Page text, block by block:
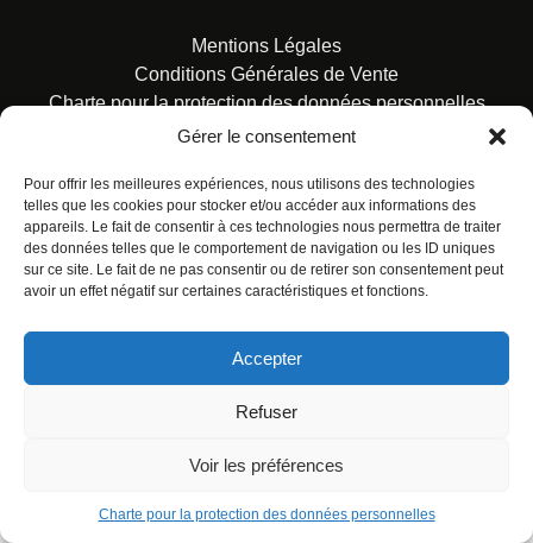
Gérer le consentement
Pour offrir les meilleures expériences, nous utilisons des technologies
telles que les cookies pour stocker et/ou accéder aux informations des
appareils. Le fait de consentir à ces technologies nous permettra de traiter
des données telles que le comportement de navigation ou les ID uniques
sur ce site. Le fait de ne pas consentir ou de retirer son consentement peut
avoir un effet négatif sur certaines caractéristiques et fonctions.
Accepter
Refuser
Voir les préférences
Charte pour la protection des données personnelles
Mentions Légales
Conditions Générales de Vente
Charte pour la protection des données personnelles
© ALL RIGHTS RESERVED. URBAN COMICS POUR LES
ÉDITIONS FRANÇAISES.